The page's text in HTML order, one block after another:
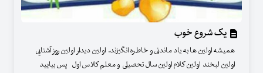
یک شروع خوب
همیشه اولین ها به یاد ماندنی و خاطره انگیزند. اولین دیدار اولین روز آشنایی
اولین لبخند اولین کلام اولین سال تحصیلی و معلم کلاس اول پس بیایید